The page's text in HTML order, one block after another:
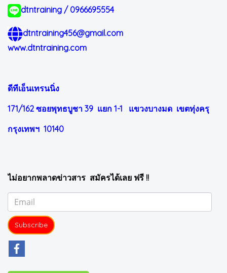
dtntraining / 0966695554
dtntraining456@gmail.com
www.dtntraining.com
ดีทีเอ็นเทรนนิ่ง
171/162 ซอยพุทธบูชา 39 แยก 1-1 แขวงบางมด เขตทุ่งครุ
กรุงเทพฯ 10140
ไม่อยากพลาดข่าวสาร สมัครได้เลย ฟรี !!
Subscribe